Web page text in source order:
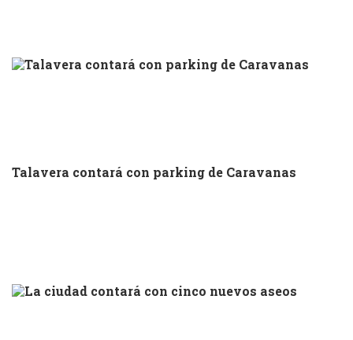
Talavera contará con parking de Caravanas